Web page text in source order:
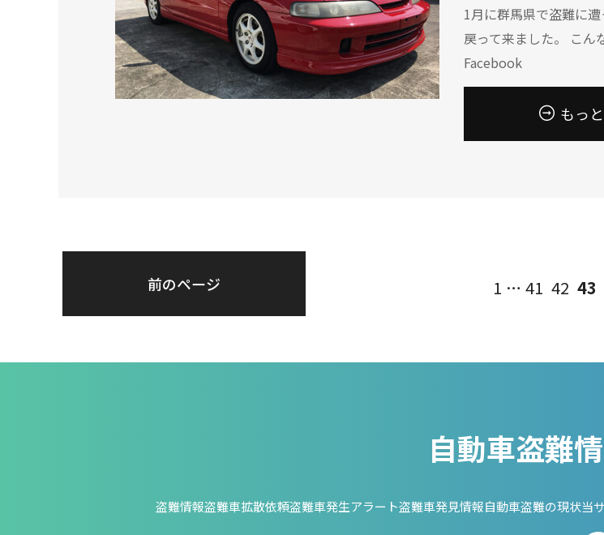
‪1月に群馬県で盗難に
戻って来ました。‬ ‪こん
Facebook
もっ
前のページ 1 … 41 42 43
自動車盗難
盗難情報盗難車拡散依頼盗難車発生アラート盗難車発見情報自動車盗難の現状当